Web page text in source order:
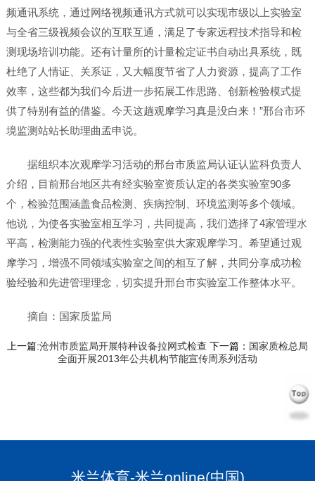
频通讯系统，通过网络视频通讯方式就可以实现市级以上实验室
与全省三级视频会议的互联互通，满足了专家远程技术指导和检
测现场培训功能。还有计量所的计量检定证书自动出具系统，既
杜绝了人情证、关系证，又大幅度节省了人力资源，提高了工作
效率，这些都为我们今后进一步拓展工作思路、创新检验模式提
供了特别有益的借鉴。今天这趟观摩学习真是没白来！”邢台市环
境监测站站长助理曲孟申说。
据组织本次观摩学习活动的邢台市质监局认证认监科负责人
介绍，目前邢台地区共有经实验室资质认定的各类实验室90多
个，检验范围涵盖食品检测、疾病控制、环境监测等多个领域。
他说，为使各实验室相互学习，共同提高，我们选择了4家管理水
平高，检测能力强的代表性实验室供大家观摩学习。希望通过观
摩学习，增强不同领域实验室之间的相互了解，共同分享成功检
验经验和先进管理理念，切实提升邢台市实验室工作整体水平。
摘自：国家质监局
上一篇:沧州市质监局开展特种设备拉网式检查 下一篇： 国家质检总局
全面开展2013年公共机构节能宣传周系列活动
米兰体育-米兰online(中国)